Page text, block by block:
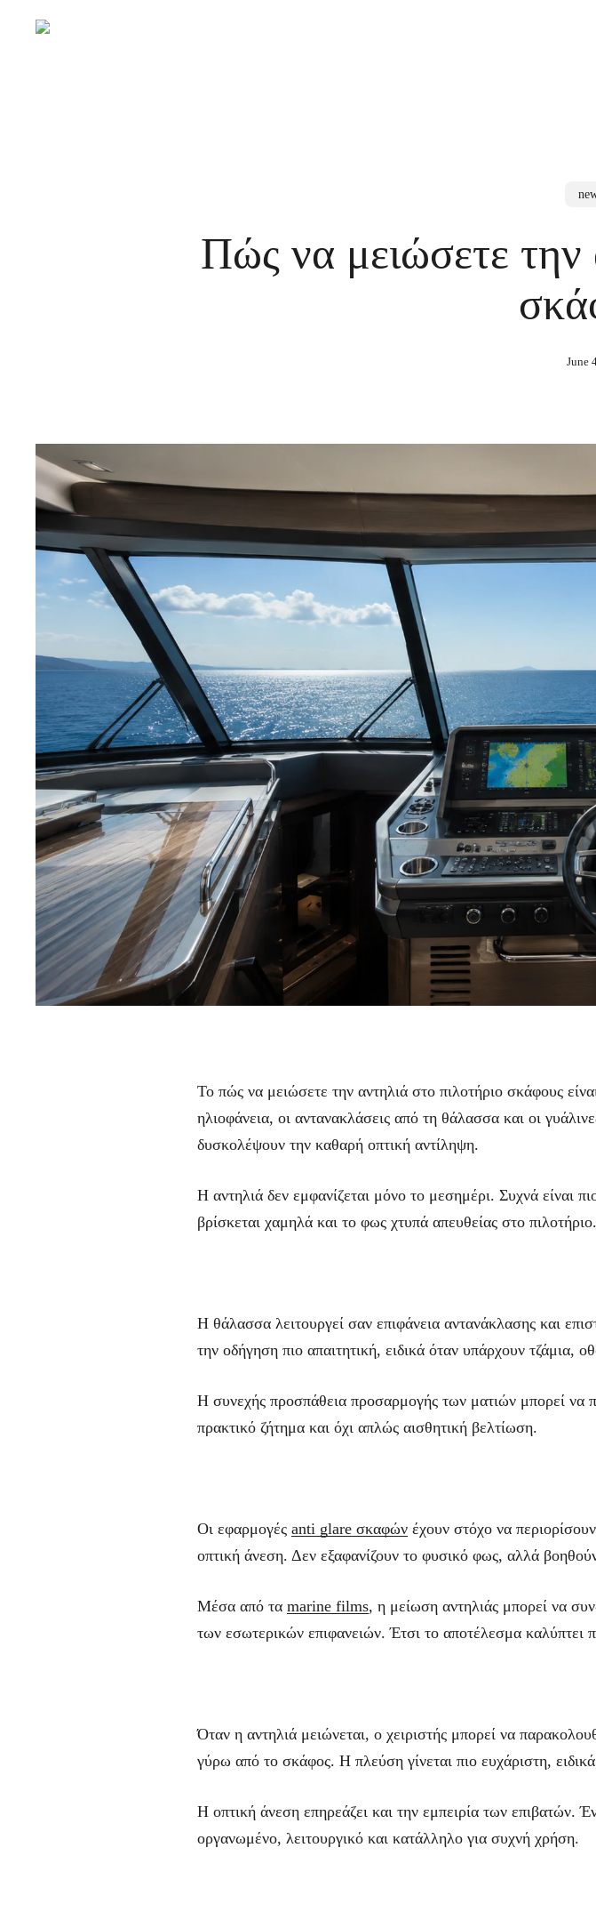
Πώς να μειώσετε την
June
Το πώς να μειώσετε την αντηλιά στο πιλοτήριο σκάφους
ηλιοφάνεια, οι αντανακλάσεις από τη θάλασσα και οι
δυσκολέψουν την καθαρή οπτική αντίληψη.
Η αντηλιά δεν εμφανίζεται μόνο το μεσημέρι. Συχνά είναι
βρίσκεται χαμηλά και το φως χτυπά απευθείας στο πιλοτήριο.
Η θάλασσα λειτουργεί σαν επιφάνεια αντανάκλασης και
την οδήγηση πιο απαιτητική, ειδικά όταν υπάρχουν τζάμια,
Η συνεχής προσπάθεια προσαρμογής των ματιών μπορεί να
πρακτικό ζήτημα και όχι απλώς αισθητική βελτίωση.
Οι εφαρμογέςanti glare σκαφών έχουν στόχο να
οπτική άνεση. Δεν εξαφανίζουν το φυσικό φως, αλλά
Μέσα από ταmarine films, η μείωση αντηλιάς μπορεί να
των εσωτερικών επιφανειών. Έτσι το αποτέλεσμα καλύπτει
Όταν η αντηλιά μειώνεται, ο χειριστής μπορεί να
γύρω από το σκάφος. Η πλεύση γίνεται πιο ευχάριστη,
Η οπτική άνεση επηρεάζει και την εμπειρία των επιβατών.
οργανωμένο, λειτουργικό και κατάλληλο για συχνή χρήση.